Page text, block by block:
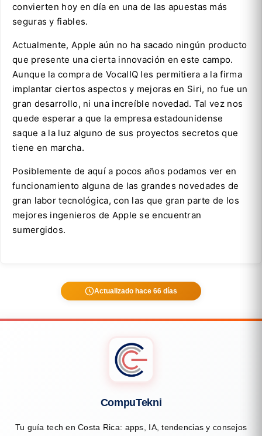
convierten hoy en día en una de las apuestas más
seguras y fiables.
Actualmente, Apple aún no ha sacado ningún producto
que presente una cierta innovación en este campo.
Aunque la compra de VocalIQ les permitiera a la firma
implantar ciertos aspectos y mejoras en Siri, no fue un
gran desarrollo, ni una increíble novedad. Tal vez nos
quede esperar a que la empresa estadounidense
saque a la luz alguno de sus proyectos secretos que
tiene en marcha.
Posiblemente de aquí a pocos años podamos ver en
funcionamiento alguna de las grandes novedades de
gran labor tecnológica, con las que gran parte de los
mejores ingenieros de Apple se encuentran
sumergidos.
Actualizado hace 66 días
CompuTekni
Tu guía tech en Costa Rica: apps, IA, tendencias y consejos